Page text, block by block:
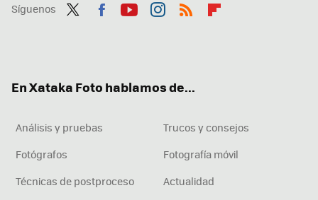
Síguenos
En Xataka Foto hablamos de...
Análisis y pruebas
Trucos y consejos
Fotógrafos
Fotografía móvil
Técnicas de postproceso
Actualidad